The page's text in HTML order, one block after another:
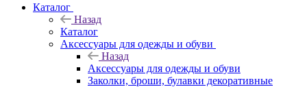
Каталог
Назад
Каталог
Аксессуары для одежды и обуви
Назад
Аксессуары для одежды и обуви
Заколки, броши, булавки декоративные